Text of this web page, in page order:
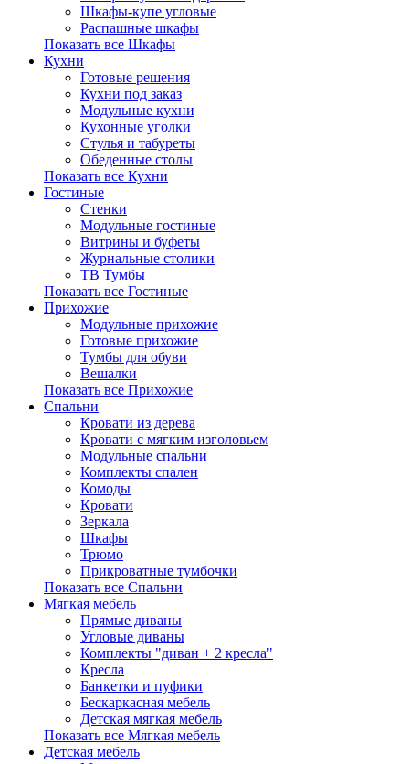
Шкафы-купе угловые
Распашные шкафы
Показать все Шкафы
Кухни
Готовые решения
Кухни под заказ
Модульные кухни
Кухонные уголки
Стулья и табуреты
Обеденные столы
Показать все Кухни
Гостиные
Стенки
Модульные гостиные
Витрины и буфеты
Журнальные столики
ТВ Тумбы
Показать все Гостиные
Прихожие
Модульные прихожие
Готовые прихожие
Тумбы для обуви
Вешалки
Показать все Прихожие
Спальни
Кровати из дерева
Кровати с мягким изголовьем
Модульные спальни
Комплекты спален
Комоды
Кровати
Зеркала
Шкафы
Трюмо
Прикроватные тумбочки
Показать все Спальни
Мягкая мебель
Прямые диваны
Угловые диваны
Комплекты "диван + 2 кресла"
Кресла
Банкетки и пуфики
Бескаркасная мебель
Детская мягкая мебель
Показать все Мягкая мебель
Детская мебель